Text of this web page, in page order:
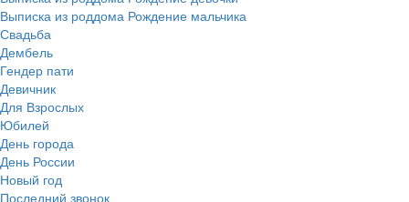
Выписка из роддома Рождение мальчика
Свадьба
Дембель
Гендер пати
Девичник
Для Взрослых
Юбилей
День города
День России
Новый год
Последний звонок